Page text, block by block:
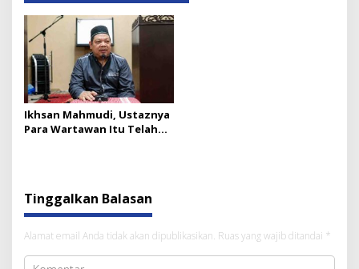
Ikhsan Mahmudi, Ustaznya
Para Wartawan Itu Telah
Tinggalkan Balasan
Alamat email Anda tidak akan dipublikasikan. Ruas yang wajib ditandai *